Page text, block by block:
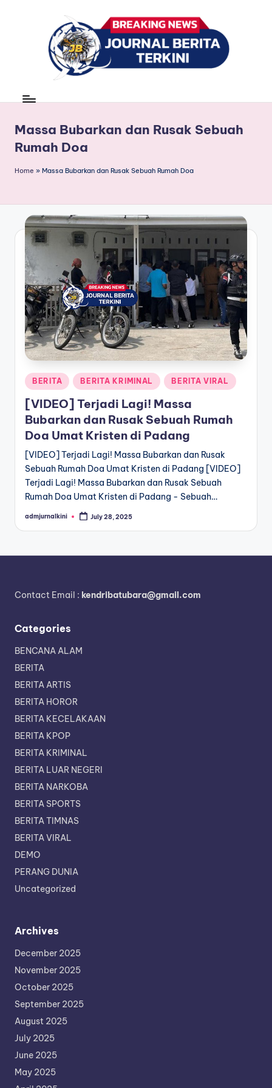
r
n
a
B
e
ri
t
a
T
e
r
k
n
news
Massa Bubarkan dan Rusak Sebuah
Rumah Doa
Home » Massa Bubarkan dan Rusak Sebuah Rumah Doa
Posted
in
BERITA BERITA KRIMINAL BERITA VIRAL
[VIDEO] Terjadi Lagi! Massa
Bubarkan dan Rusak Sebuah Rumah
Doa Umat Kristen di Padang
[VIDEO] Terjadi Lagi! Massa Bubarkan dan Rusak
Sebuah Rumah Doa Umat Kristen di Padang [VIDEO]
Terjadi Lagi! Massa Bubarkan dan Rusak Sebuah
Rumah Doa Umat Kristen di Padang - Sebuah…
Posted
admjurnalkini July 28, 2025
Contact Email : kendribatubara@gmail.com
Categories
BENCANA ALAM
BERITA
BERITA ARTIS
BERITA HOROR
BERITA KECELAKAAN
BERITA KPOP
BERITA KRIMINAL
BERITA LUAR NEGERI
BERITA NARKOBA
BERITA SPORTS
BERITA TIMNAS
BERITA VIRAL
DEMO
PERANG DUNIA
Uncategorized
Archives
December 2025
November 2025
October 2025
September 2025
August 2025
July 2025
June 2025
May 2025